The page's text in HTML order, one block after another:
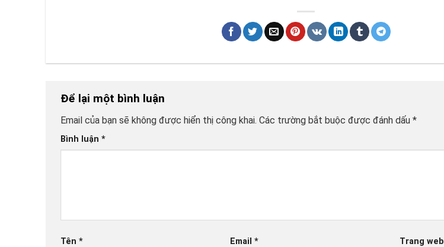
Để lại một bình luận
Email của bạn sẽ không được hiển thị công khai. Các trường bắt buộc được đánh dấu *
Bình luận *
Tên * Email * Trang web